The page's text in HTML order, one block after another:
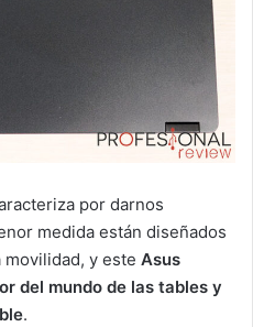
por darnos
medida están diseñados
y este Asus
del mundo de las tables y
.